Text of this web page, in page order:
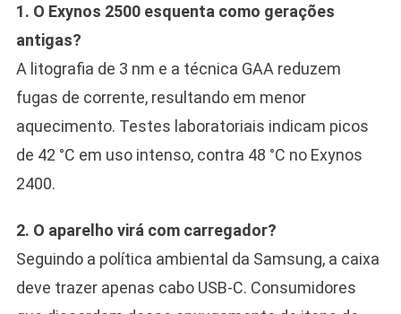
1. O Exynos 2500 esquenta como gerações
antigas?
A litografia de 3 nm e a técnica GAA reduzem
fugas de corrente, resultando em menor
aquecimento. Testes laboratoriais indicam picos
de 42 °C em uso intenso, contra 48 °C no Exynos
2400.
2. O aparelho virá com carregador?
Seguindo a política ambiental da Samsung, a caixa
deve trazer apenas cabo USB-C. Consumidores